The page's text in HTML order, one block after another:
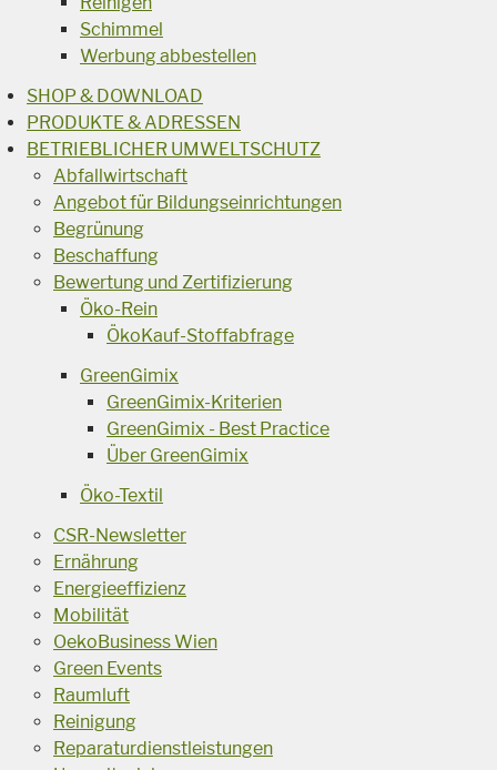
Schimmel
Werbung abbestellen
SHOP & DOWNLOAD
PRODUKTE & ADRESSEN
BETRIEBLICHER UMWELTSCHUTZ
Abfallwirtschaft
Angebot für Bildungseinrichtungen
Begrünung
Beschaffung
Bewertung und Zertifizierung
Öko-Rein
ÖkoKauf-Stoffabfrage
GreenGimix
GreenGimix-Kriterien
GreenGimix - Best Practice
Über GreenGimix
Öko-Textil
CSR-Newsletter
Ernährung
Energieeffizienz
Mobilität
OekoBusiness Wien
Green Events
Raumluft
Reinigung
Reparaturdienstleistungen